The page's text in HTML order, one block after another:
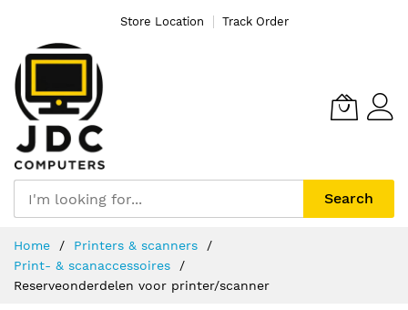
Store Location Track Order
Search
naar
de
inhoud
Home
Printers & scanners
Print- & scanaccessoires
Reserveonderdelen voor printer/scanner